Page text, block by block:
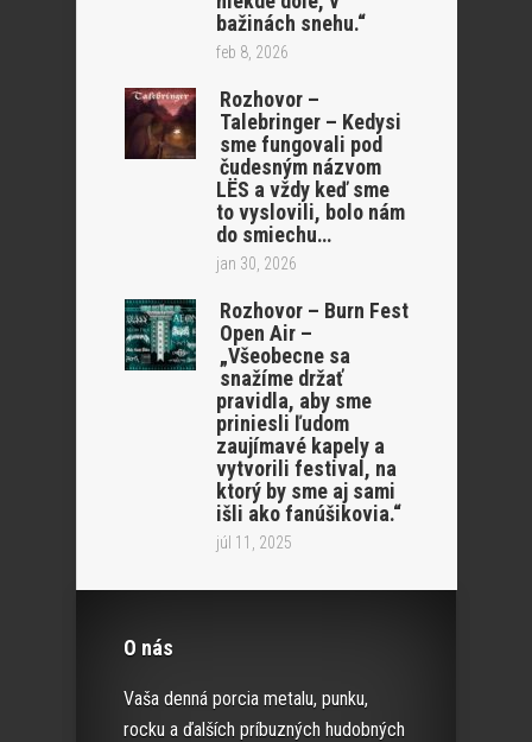
bažinách snehu.“
feb 8, 2026
Rozhovor –
Talebringer – Kedysi
sme fungovali pod
čudesným názvom
LËS a vždy keď sme
to vyslovili, bolo nám
do smiechu…
jan 30, 2026
Rozhovor – Burn Fest
Open Air –
„Všeobecne sa
snažíme držať
pravidla, aby sme
priniesli ľudom
zaujímavé kapely a
vytvorili festival, na
ktorý by sme aj sami
išli ako fanúšikovia.“
júl 11, 2025
O nás
Vaša denná porcia metalu, punku,
rocku a ďalších príbuzných hudobných